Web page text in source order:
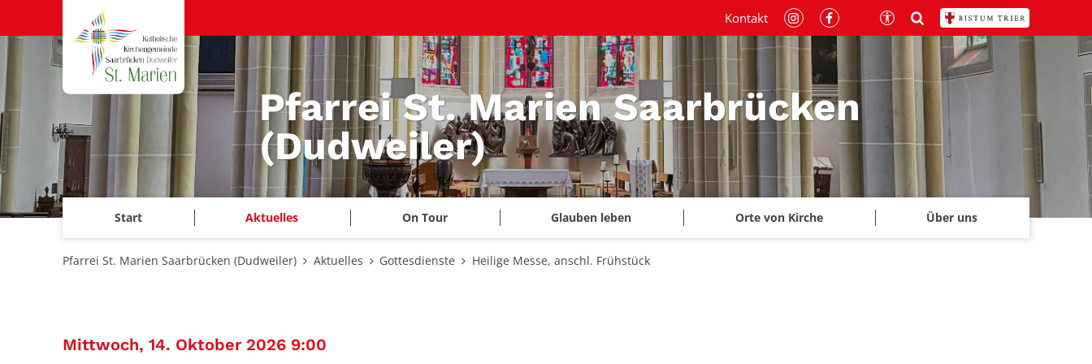
Zum Inhalt springen
Pfarrei St. Marien Saarbrücken
(Dudweiler)
Start Aktuelles On Tour Glauben leben Orte von Kirche Über uns
Kontakt
Pfarrei St. Marien Saarbrücken (Dudweiler) Aktuelles Gottesdienste Heilige Messe, anschl. Frühstück
Mittwoch, 14. Oktober 2026 9:00